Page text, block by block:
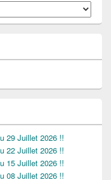
29 Juillet 2026 !!
22 Juillet 2026 !!
15 Juillet 2026 !!
08 Juillet 2026 !!